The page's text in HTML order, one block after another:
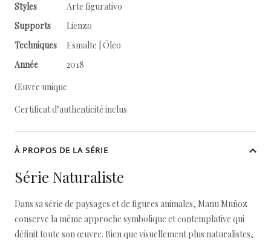
Styles
Arte figurativo
Supports
Lienzo
Techniques
Esmalte | Óleo
Année
2018
Œuvre unique
Certificat d’authenticité inclus
À PROPOS DE LA SÉRIE
Série Naturaliste
Dans sa série de paysages et de figures animales, Manu Muñoz
conserve la même approche symbolique et contemplative qui
définit toute son œuvre. Bien que visuellement plus naturalistes,